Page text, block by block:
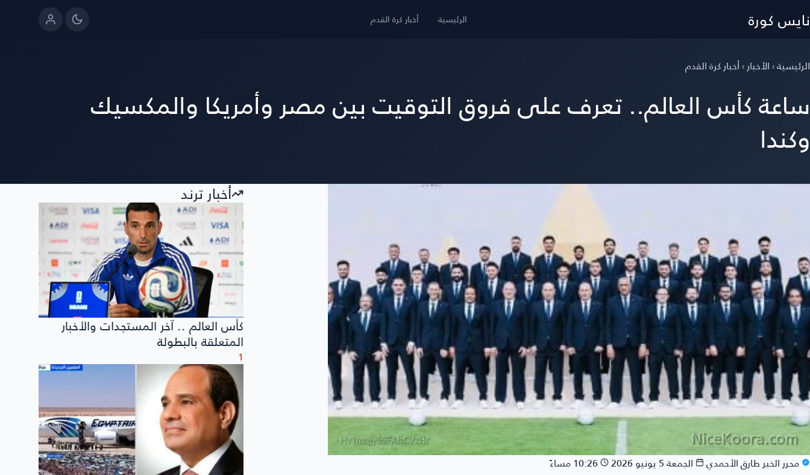
نايس كورة الرئيسية أخبار كرة القدم
الرئيسية›الأخبار›أخبار كرة القدم
ساعة كأس العالم.. تعرف على فروق التوقيت بين مصر وأمريكا والمكسيك
وكندا
محرر الخبرطارق الأحمدي الجمعة 5 يونيو 2026 10:26 مساءً
أخبار ترند
كأس العالم .. آخر المستجدات والأخبار
المتعلقة بالبطولة
1